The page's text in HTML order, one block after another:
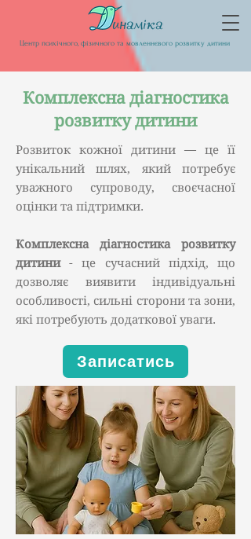
Центр психічного, фізичного та мовленнєвого розвитку дитини
Комплексна діагностика
розвитку дитини
Розвиток кожної дитини — це її
унікальний шлях, який потребує
уважного супроводу, своєчасної
оцінки та підтримки.
Комплексна діагностика розвитку
дитини- це сучасний підхід, що
дозволяє виявити індивідуальні
особливості, сильні сторони та зони,
які потребують додаткової уваги.
Записатись